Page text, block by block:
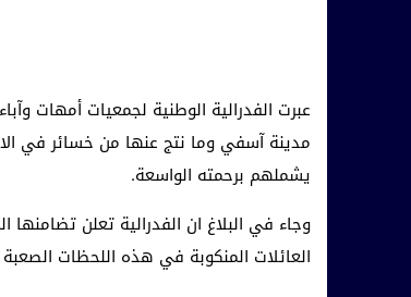
عبرت الفدرالية الوطنية لجمعيات أمهات
مدينة آسفي وما نتج عنها من خسائر في
يشملهم برحمته الواسعة.
وجاء في البلاغ ان الفدرالية تعلن
العائلات المنكوبة في هذه اللحظات